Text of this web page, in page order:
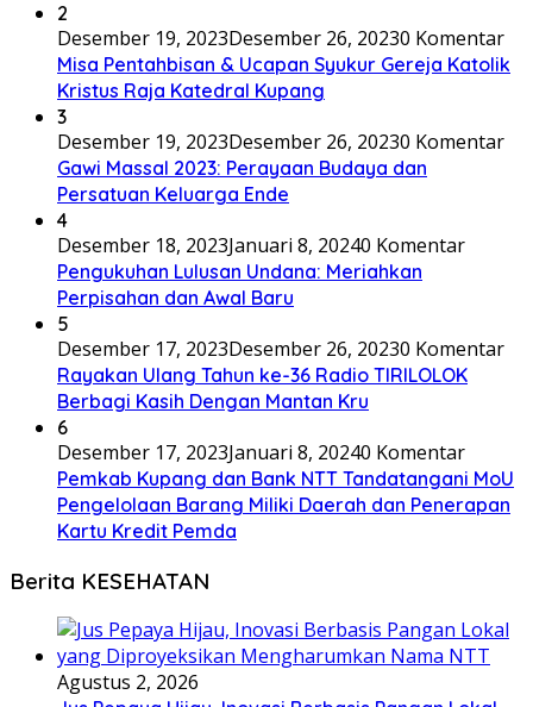
2
Desember 19, 2023Desember 26, 20230 Komentar
Misa Pentahbisan & Ucapan Syukur Gereja Katolik
Kristus Raja Katedral Kupang
3
Desember 19, 2023Desember 26, 20230 Komentar
Gawi Massal 2023: Perayaan Budaya dan
Persatuan Keluarga Ende
4
Desember 18, 2023Januari 8, 20240 Komentar
Pengukuhan Lulusan Undana: Meriahkan
Perpisahan dan Awal Baru
5
Desember 17, 2023Desember 26, 20230 Komentar
Rayakan Ulang Tahun ke-36 Radio TIRILOLOK
Berbagi Kasih Dengan Mantan Kru
6
Desember 17, 2023Januari 8, 20240 Komentar
Pemkab Kupang dan Bank NTT Tandatangani MoU
Pengelolaan Barang Miliki Daerah dan Penerapan
Kartu Kredit Pemda
Berita KESEHATAN
Agustus 2, 2026